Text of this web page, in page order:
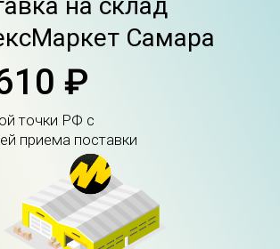
Самара
точки РФ с
приема поставки
₽